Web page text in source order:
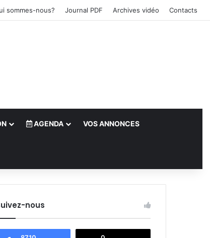
sommes-nous? Journal PDF Archives vidéo Contacts
AGENDA VOS ANNONCES
nous